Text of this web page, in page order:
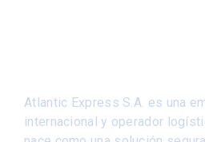
Atlantic Express S.A. es una
internacional y operador